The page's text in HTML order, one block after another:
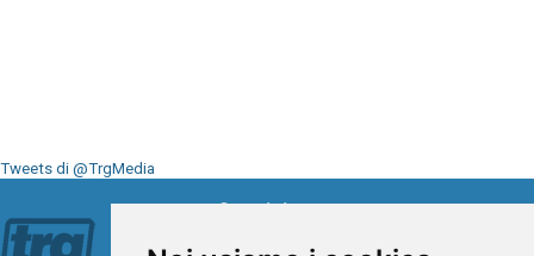
Tweets di @TrgMedia
Seguici su